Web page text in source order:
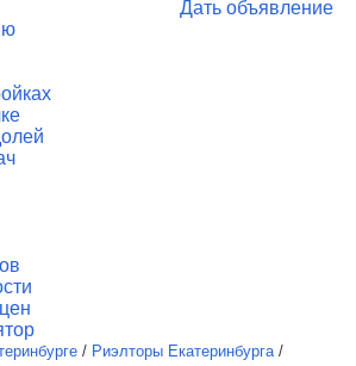
Дать объявление
/ Риэлторы Екатеринбурга /